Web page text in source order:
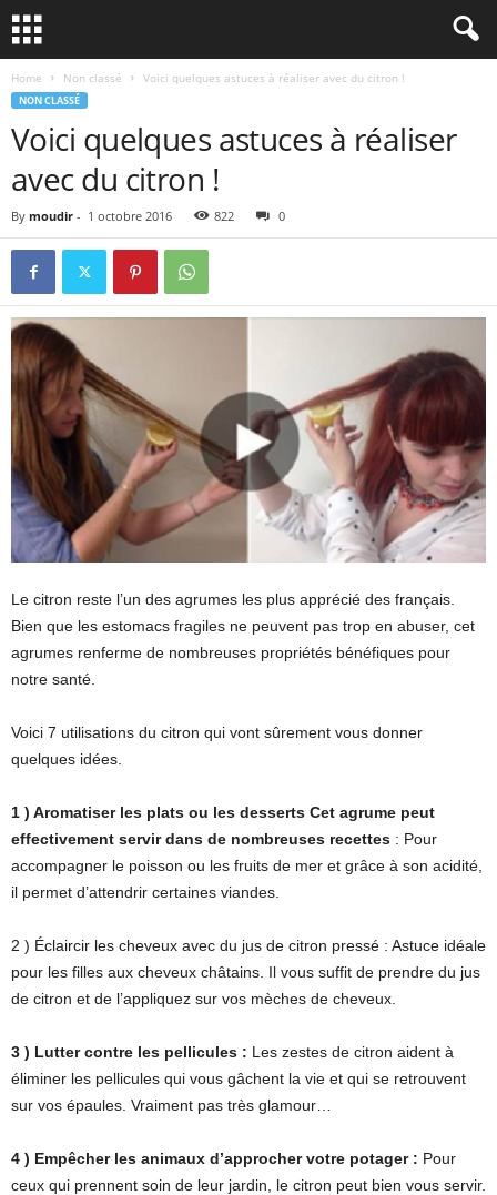
Home Non classé Voici quelques astuces à réaliser avec du citron !
NON CLASSÉ
Voici quelques astuces à réaliser
avec du citron !
By moudir - 1 octobre 2016 822 0
Le citron reste l’un des agrumes les plus apprécié des français.
Bien que les estomacs fragiles ne peuvent pas trop en abuser, cet
agrumes renferme de nombreuses propriétés bénéfiques pour
notre santé.
Voici 7 utilisations du citron qui vont sûrement vous donner
quelques idées.
1 ) Aromatiser les plats ou les desserts Cet agrume peut
effectivement servir dans de nombreuses recettes : Pour
accompagner le poisson ou les fruits de mer et grâce à son acidité,
il permet d’attendrir certaines viandes.
2 ) Éclaircir les cheveux avec du jus de citron pressé : Astuce idéale
pour les filles aux cheveux châtains. Il vous suffit de prendre du jus
de citron et de l’appliquez sur vos mèches de cheveux.
3 ) Lutter contre les pellicules : Les zestes de citron aident à
éliminer les pellicules qui vous gâchent la vie et qui se retrouvent
sur vos épaules. Vraiment pas très glamour…
4 ) Empêcher les animaux d’approcher votre potager : Pour
ceux qui prennent soin de leur jardin, le citron peut bien vous servir.